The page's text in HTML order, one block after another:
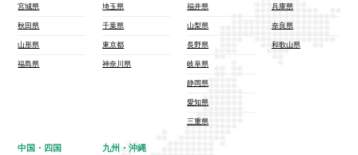
宮城県
秋田県
山形県
福島県
埼玉県
千葉県
東京都
神奈川県
福井県
山梨県
長野県
岐阜県
静岡県
愛知県
三重県
兵庫県
奈良県
和歌山県
中国・四国 九州・沖縄